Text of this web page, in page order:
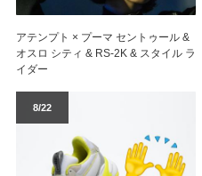
アテンプト × プーマ セントゥール &
オスロ シティ & RS-2K & スタイル ラ
イダー
8/22